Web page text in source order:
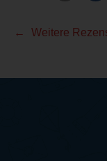
Weitere